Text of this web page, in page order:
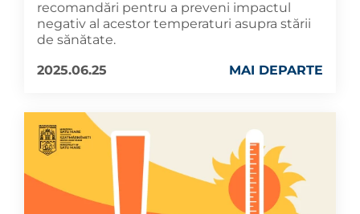
recomandări pentru a preveni impactul
negativ al acestor temperaturi asupra stării
de sănătate.
2025.06.25
MAI DEPARTE